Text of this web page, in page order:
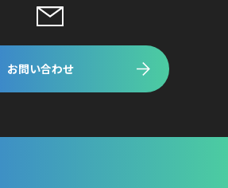
お問い合わせ